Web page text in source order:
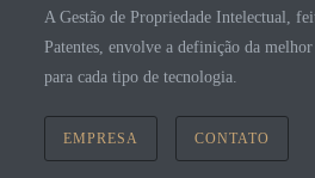
A Gestão de Propriedade Intelectual,
Patentes, envolve a definição da
para cada tipo de tecnologia.
EMPRESA CONTATO